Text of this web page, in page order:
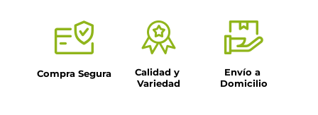
Compra Segura
Calidad y
Variedad
Envío a
Domicilio